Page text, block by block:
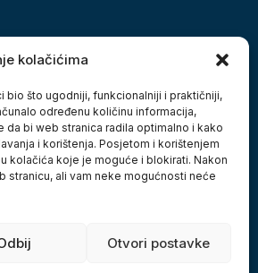
kolačićima
što ugodniji, funkcionalniji i praktičniji,
određenu količinu informacija,
bi web stranica radila optimalno i kako
i korištenja. Posjetom i korištenjem
kolačića koje je moguće i blokirati. Nakon
ali vam neke mogućnosti neće
Otvori postavke